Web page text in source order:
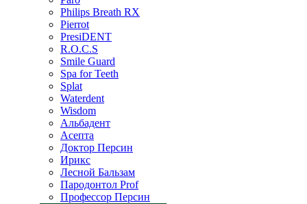
Philips Breath RX
Pierrot
PresiDENT
R.O.C.S
Smile Guard
Spa for Teeth
Splat
Waterdent
Wisdom
Альбадент
Асепта
Доктор Персин
Ирикс
Лесной Бальзам
Пародонтол Prof
Профессор Персин